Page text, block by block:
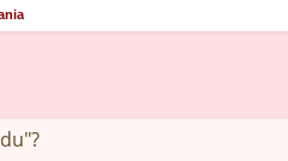
zaawansowane